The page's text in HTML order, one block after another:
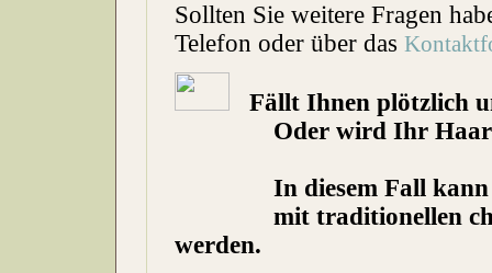
Sollten Sie weitere Fragen
Telefon oder über das
Fällt Ihnen plötzlich
Oder wird Ihr Haar
In diesem Fall kann
mit traditionellen
werden.